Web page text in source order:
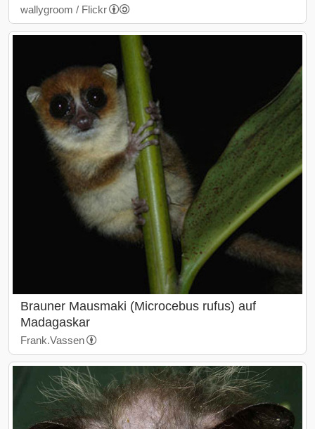
wallygroom / Flickr
Brauner Mausmaki (Microcebus rufus) auf
Madagaskar
Frank.Vassen